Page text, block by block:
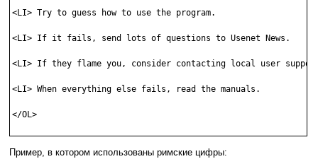
<LI> Try to guess how to use the program.
<LI> If it fails, send lots of questions to Usenet News.
<LI> If they flame you, consider contacting local user
<LI> When everything else fails, read the manuals.
</OL>
Пример, в котором использованы римские цифры: